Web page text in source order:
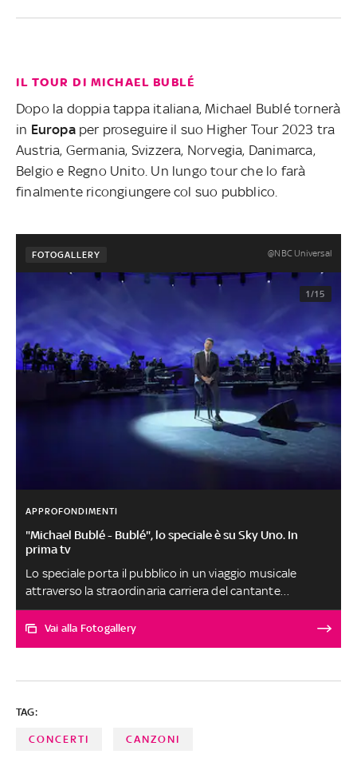
IL TOUR DI MICHAEL BUBLÉ
Dopo la doppia tappa italiana, Michael Bublé tornerà
in Europaper proseguire il suo Higher Tour 2023 tra
Austria, Germania, Svizzera, Norvegia, Danimarca,
Belgio e Regno Unito. Un lungo tour che lo farà
finalmente ricongiungere col suo pubblico.
FOTOGALLERY @NBC Universal
1/15
APPROFONDIMENTI
"Michael Bublé - Bublé", lo speciale è su Sky Uno. In
prima tv
Lo speciale porta il pubblico in un viaggio musicale
attraverso la straordinaria carriera del cantante
canadese che presenta sei canzoni del suo album Love
tra cui 'When You're Smiling ' e 'Such a Night'. Su Sky Uno
Vai alla Fotogallery
TAG:
CONCERTI CANZONI